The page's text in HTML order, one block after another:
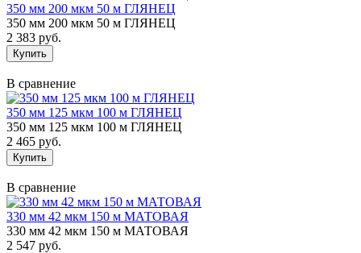
350 мм 200 мкм 50 м ГЛЯНЕЦ
350 мм 200 мкм 50 м ГЛЯНЕЦ
2 383 руб.
В сравнение
350 мм 125 мкм 100 м ГЛЯНЕЦ
350 мм 125 мкм 100 м ГЛЯНЕЦ
2 465 руб.
В сравнение
330 мм 42 мкм 150 м МАТОВАЯ
330 мм 42 мкм 150 м МАТОВАЯ
2 547 руб.